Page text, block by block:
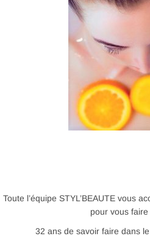
Toute l’équipe STYL’BEAUTE vous
pour vous
32 ans de savoir faire dans